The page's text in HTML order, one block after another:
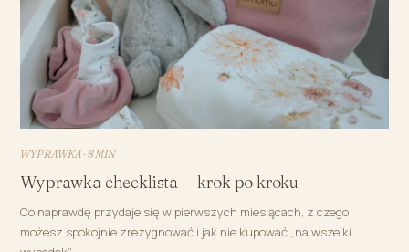
WYPRAWKA · 8 MIN
Wyprawka checklista — krok po kroku
Co naprawdę przydaje się w pierwszych miesiącach, z czego
możesz spokojnie zrezygnować i jak nie kupować „na wszelki